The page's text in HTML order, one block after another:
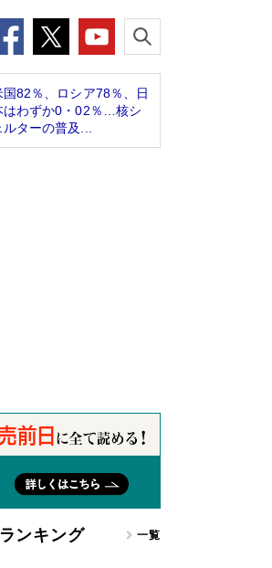
国82％、ロシア78％、日
はわずか0・02％…核シ
ルターの普及...
ンキング 一覧